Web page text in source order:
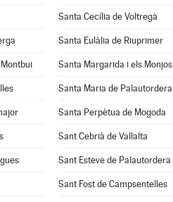
Santa Cecília de Voltregà
Santa Eulàlia de Riuprimer
Santa Margarida i els Monjos
Santa Maria de Palautordera
Santa Perpètua de Mogoda
Sant Cebrià de Vallalta
Sant Esteve de Palautordera
Sant Fost de Campsentelles